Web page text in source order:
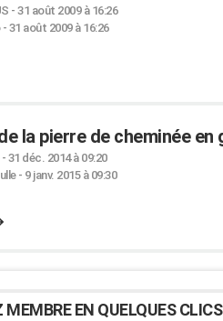
- 31 août 2009 à 16:26
- 31 août 2009 à 16:26
la pierre de cheminée en
- 31 déc. 2014 à 09:20
- 9 janv. 2015 à 09:30
MEMBRE EN QUELQUES CLICS